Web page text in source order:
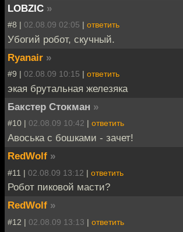
LOBZIC »
#8 | 02.08.09 02:05 | ответить
Убогий робот, скучный.
Ryanair »
#9 | 02.08.09 10:15 | ответить
экая брутальная железяка
Бакстер Стокман »
#10 | 02.08.09 10:42 | ответить
Авоська с бошками - зачет!
RedWolf »
#11 | 02.08.09 13:12 | ответить
Робот пиковой масти?
RedWolf »
#12 | 02.08.09 13:13 | ответить